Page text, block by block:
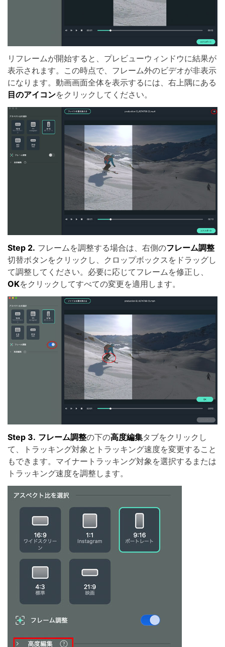
リフレームが開始すると、プレビューウィンドウに結果が
表示されます。この時点で、フレーム外のビデオが非表示
になります。動画画面全体を表示するには、右上隅にある
目のアイコンをクリックしてください。
Step 2. フレームを調整する場合は、右側のフレーム調整
切替ボタンをクリックし、クロップボックスをドラッグし
て調整してください。必要に応じてフレームを修正し、
OKをクリックしてすべての変更を適用します。
Step 3. フレーム調整の下の高度編集タブをクリックし
て、トラッキング対象とトラッキング速度を変更すること
もできます。マイナートラッキング対象を選択するまたは
トラッキング速度を調整します。